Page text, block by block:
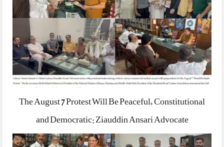
The August 7 Protest Will Be Peaceful, Constitutional
and Democratic: Ziauddin Ansari Advocate